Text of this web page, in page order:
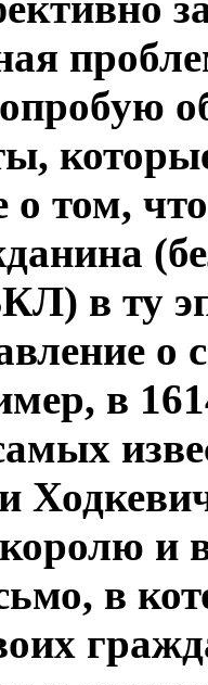
о том,
в ту
о
в
королю
в